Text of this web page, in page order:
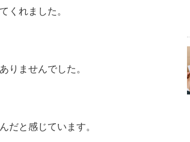
くれました。
りませんでした。
だと感じています。